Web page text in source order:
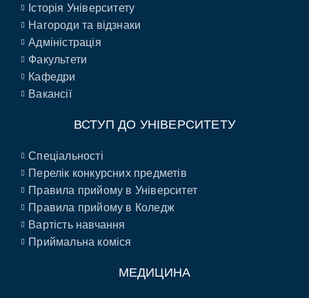
Історія Університету
Нагороди та відзнаки
Адміністрація
Факультети
Кафедри
Вакансії
ВСТУП ДО УНІВЕРСИТЕТУ
Спеціальності
Перелік конкурсних предметів
Правила прийому в Університет
Правила прийому в Коледж
Вартість навчання
Приймальна коміся
МЕДИЦИНА